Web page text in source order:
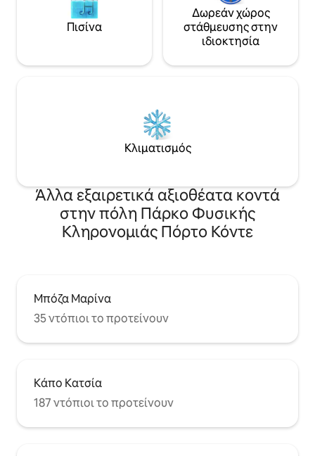
Πισίνα
Δωρεάν χώρος
στάθμευσης στην
ιδιοκτησία
Κλιματισμός
Άλλα εξαιρετικά αξιοθέατα κοντά
στην πόλη Πάρκο Φυσικής
Κληρονομιάς Πόρτο Κόντε
Μπόζα Μαρίνα
35 ντόπιοι το προτείνουν
Κάπο Κατσία
187 ντόπιοι το προτείνουν